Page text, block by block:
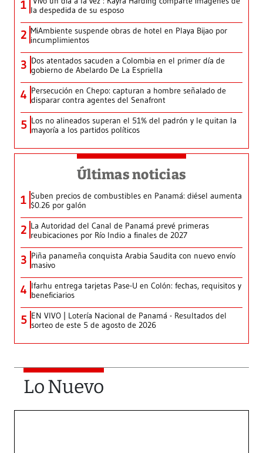
1 la despedida de su esposo
2 MiAmbiente suspende obras de hotel en Playa Bijao por
incumplimientos
3 Dos atentados sacuden a Colombia en el primer día de
gobierno de Abelardo De La Espriella
4 Persecución en Chepo: capturan a hombre señalado de
disparar contra agentes del Senafront
5 Los no alineados superan el 51% del padrón y le quitan la
mayoría a los partidos políticos
Últimas noticias
1 Suben precios de combustibles en Panamá: diésel aumenta
$0.26 por galón
2 La Autoridad del Canal de Panamá prevé primeras
reubicaciones por Río Indio a finales de 2027
3 Piña panameña conquista Arabia Saudita con nuevo envío
masivo
4 Ifarhu entrega tarjetas Pase-U en Colón: fechas, requisitos y
beneficiarios
5 EN VIVO | Lotería Nacional de Panamá - Resultados del
sorteo de este 5 de agosto de 2026
Lo Nuevo